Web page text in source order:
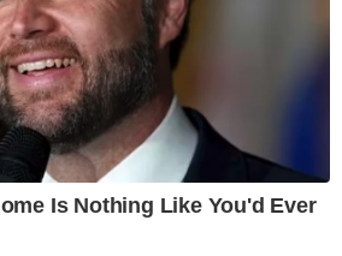
Is Nothing Like You'd Ever